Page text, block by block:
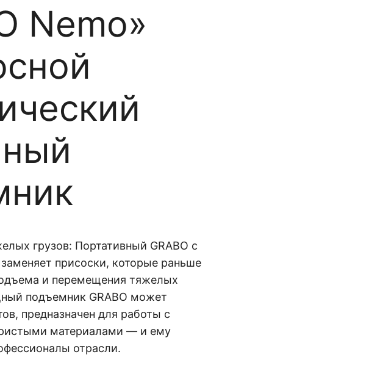
Nemo»
грузов: Портативный GRABO с
присоски, которые раньше
и перемещения тяжелых
подъемник GRABO может
предназначен для работы с
материалами — и ему
отрасли.